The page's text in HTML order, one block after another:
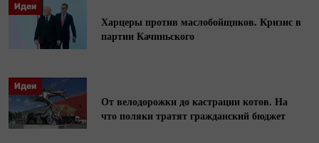
Идеи
Харцеры против маслобойщиков. Кризис в
партии Качиньского
Идеи
От велодорожки до кастрации котов. На
что поляки тратят гражданский бюджет